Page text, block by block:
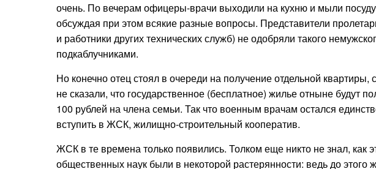
очень. По вечерам офицеры-врачи выходили на кухню и мыли
обсуждая при этом всякие разные вопросы. Представители
и работники других технических служб) не одобряли такого
подкаблучниками.
Но конечно отец стоял в очереди на получение отдельной
не сказали, что государственное (бесплатное) жилье отныне будут
100 рублей на члена семьи. Так что военным врачам остался
вступить в ЖСК, жилищно-строительный кооператив.
ЖСК в те времена только появились. Толком еще никто не знал, как
общественных наук были в некоторой растерянности: ведь до этого